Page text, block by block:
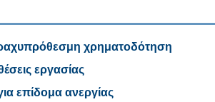
χρηματοδότηση
εργασίας
επίδομα ανεργίας